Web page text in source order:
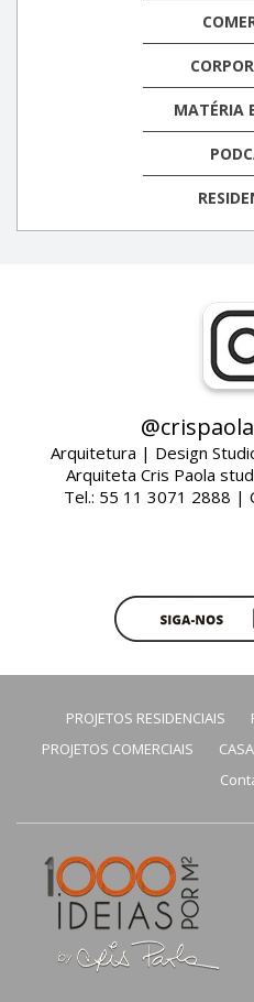
MATÉRIA
Arquitetura | Design
Arquiteta Cris Paola
Tel.: 55 11 3071 2888 |
PROJETOS RESIDENCIAIS
PROJETOS COMERCIAIS